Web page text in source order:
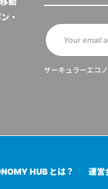
・
サーキュラーエコ
HUB とは？ 運営